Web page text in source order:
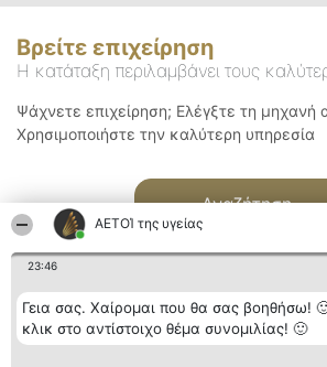
ΑΕΤΟΊ της υγείας
23:46
Γεια σας. Χαίρομαι που θα σας βοηθήσω!
κλικ στο αντίστοιχο θέμα συνομιλίας! 🙂
Βρείτε επιχείρηση
Η κατάταξη περιλαμβάνει τους
Ψάχνετε επιχείρηση; Ελέγξτε τη μηχανή
Χρησιμοποιήστε την καλύτερη υπηρεσία
Αναζήτηση